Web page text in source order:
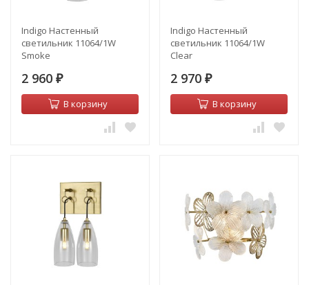
Indigo Настенный
светильник 11064/1W
Smoke
2 960 ₽
В корзину
Indigo Настенный
светильник 11064/1W
Clear
2 970 ₽
В корзину